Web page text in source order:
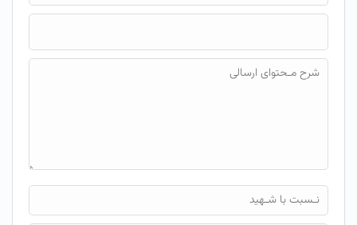
فایل محتوای ارسالی